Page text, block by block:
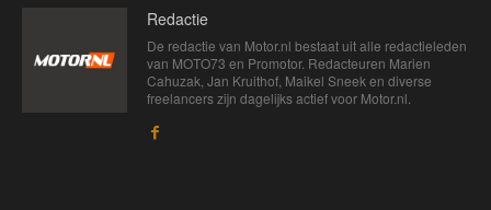
Redactie
De redactie van Motor.nl bestaat uit alle redactieleden
van MOTO73 en Promotor. Redacteuren Marien
Cahuzak, Jan Kruithof, Maikel Sneek en diverse
freelancers zijn dagelijks actief voor Motor.nl.